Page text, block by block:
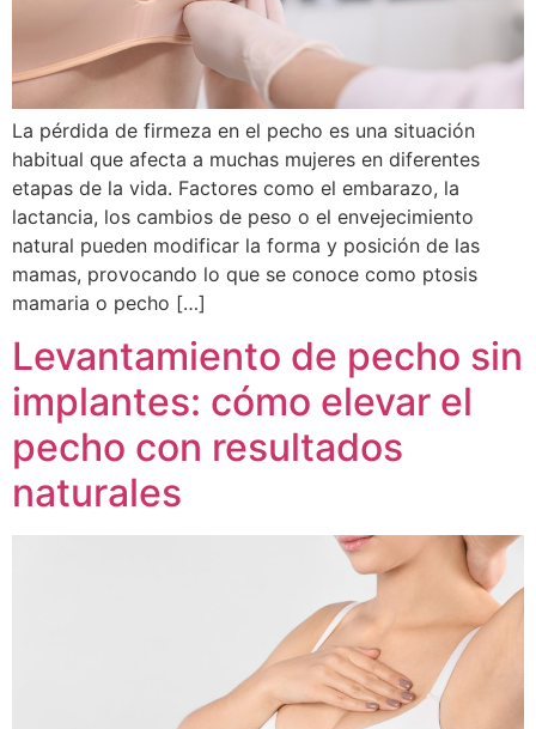
La pérdida de firmeza en el pecho es una situación
habitual que afecta a muchas mujeres en diferentes
etapas de la vida. Factores como el embarazo, la
lactancia, los cambios de peso o el envejecimiento
natural pueden modificar la forma y posición de las
mamas, provocando lo que se conoce como ptosis
mamaria o pecho […]
Levantamiento de pecho sin
implantes: cómo elevar el
pecho con resultados
naturales